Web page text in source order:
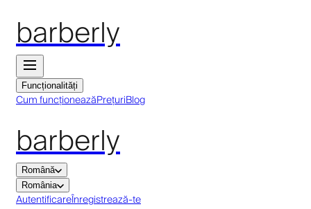
barberly
Funcționalități
Cum funcționeazăPrețuriBlog
barberly
Română
România
AutentificareÎnregistrează-te